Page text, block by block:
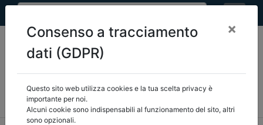
MEF FINANZA LOCALE/OSSERVATORIO
NORMATIVA
CORTE DEI CONTI E GIURISPRUDENZA
Consenso a tracciamento
dati (GDPR)
×
Questo sito web utilizza cookies e la tua scelta privacy è
importante per noi.
Alcuni cookie sono indispensabili al funzionamento del sito, altri
sono opzionali.